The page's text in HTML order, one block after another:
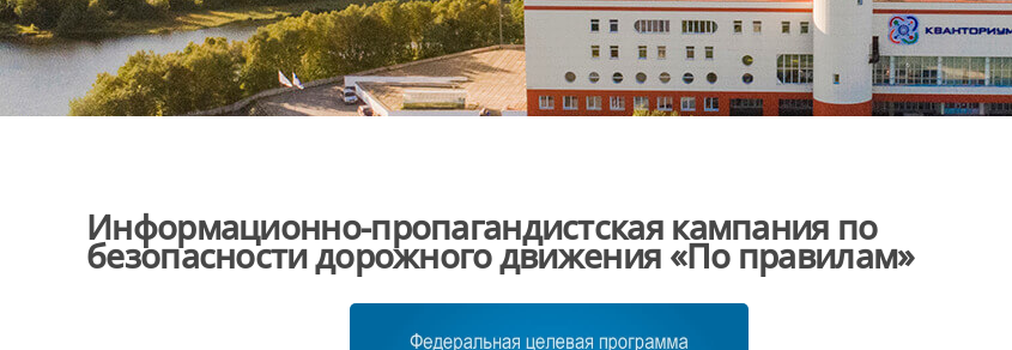
Информационно-пропагандистская кампания по
безопасности дорожного движения «По правилам»